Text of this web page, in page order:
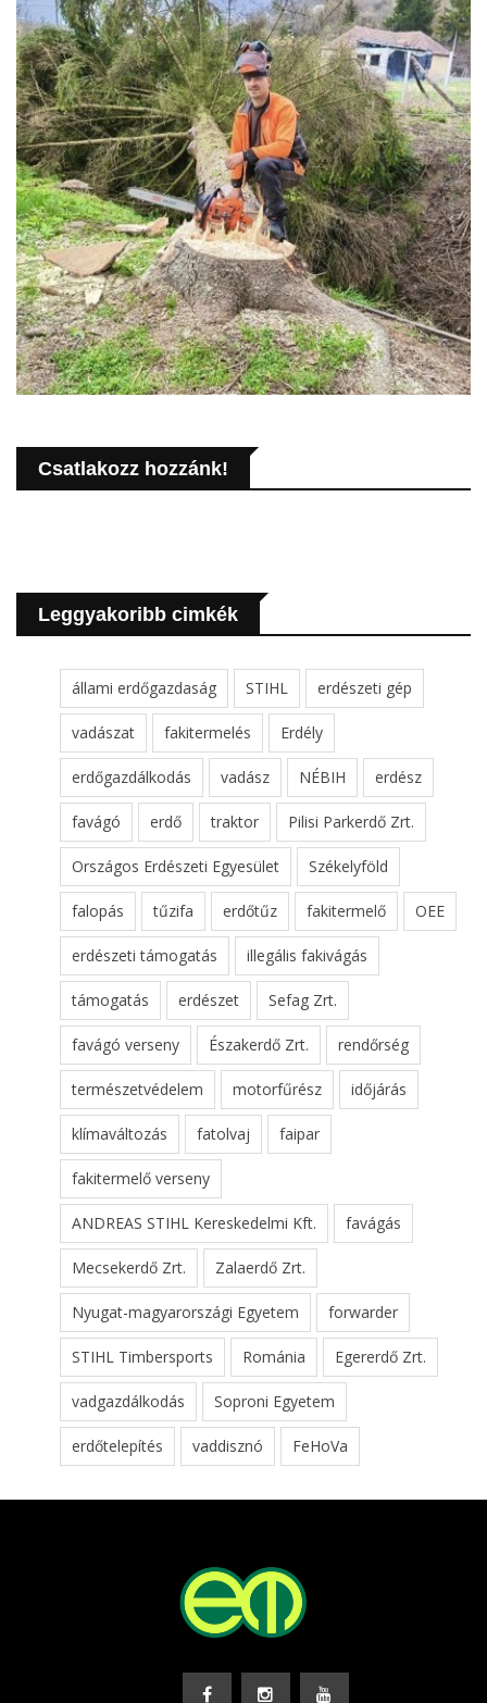
Csatlakozz hozzánk!
Leggyakoribb cimkék
állami erdőgazdaság STIHL erdészeti gép
vadászat fakitermelés Erdély
erdőgazdálkodás vadász NÉBIH erdész
favágó erdő traktor Pilisi Parkerdő Zrt.
Országos Erdészeti Egyesület Székelyföld
falopás tűzifa erdőtűz fakitermelő OEE
erdészeti támogatás illegális fakivágás
támogatás erdészet Sefag Zrt.
favágó verseny Északerdő Zrt. rendőrség
természetvédelem motorfűrész időjárás
klímaváltozás fatolvaj faipar
fakitermelő verseny
ANDREAS STIHL Kereskedelmi Kft. favágás
Mecsekerdő Zrt. Zalaerdő Zrt.
Nyugat-magyarországi Egyetem forwarder
STIHL Timbersports Románia Egererdő Zrt.
vadgazdálkodás Soproni Egyetem
erdőtelepítés vaddisznó FeHoVa